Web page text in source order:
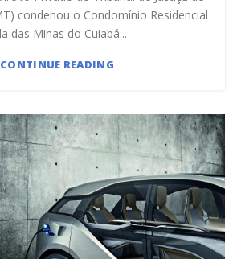
condenou o Condomínio Residencial
das Minas do Cuiabá...
CONTINUE READING